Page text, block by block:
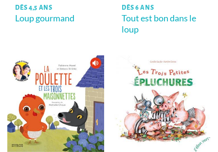
DÈS 4,5 ANS
Loup gourmand
DÈS 6 ANS
Tout est bon dans le
loup